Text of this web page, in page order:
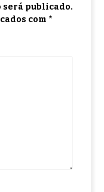
será publicado.
com *